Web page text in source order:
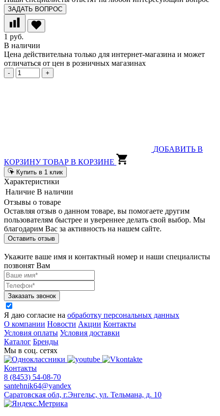
ЗАДАТЬ ВОПРОС
1 руб.
В наличии
Цена действительна только для интернет-магазина и может
отличаться от цен в розничных магазинах
- +
ДОБАВИТЬ В
КОРЗИНУ ТОВАР В КОРЗИНЕ
Купить в 1 клик
Характеристики
Наличие В наличии
Отзывы о товаре
Оставляя отзыв о данном товаре, вы помогаете другим
пользователям быстрее и увереннее делать свой выбор. Мы
благодарим Вас за активность на нашем сайте.
Оставить отзыв
Укажите ваше имя и контактный номер и наши специалисты
позвонят Вам
Заказать звонок
Я даю согласие на обработку персональных данных
О компании Новости Акции Контакты
Условия оплаты Условия доставки
Каталог Бренды
Мы в соц. сетях
Контакты
8 (8453) 54-08-70
santehnik64@yandex
Саратовская обл, г.Энгельс, ул. Тельмана, д. 10